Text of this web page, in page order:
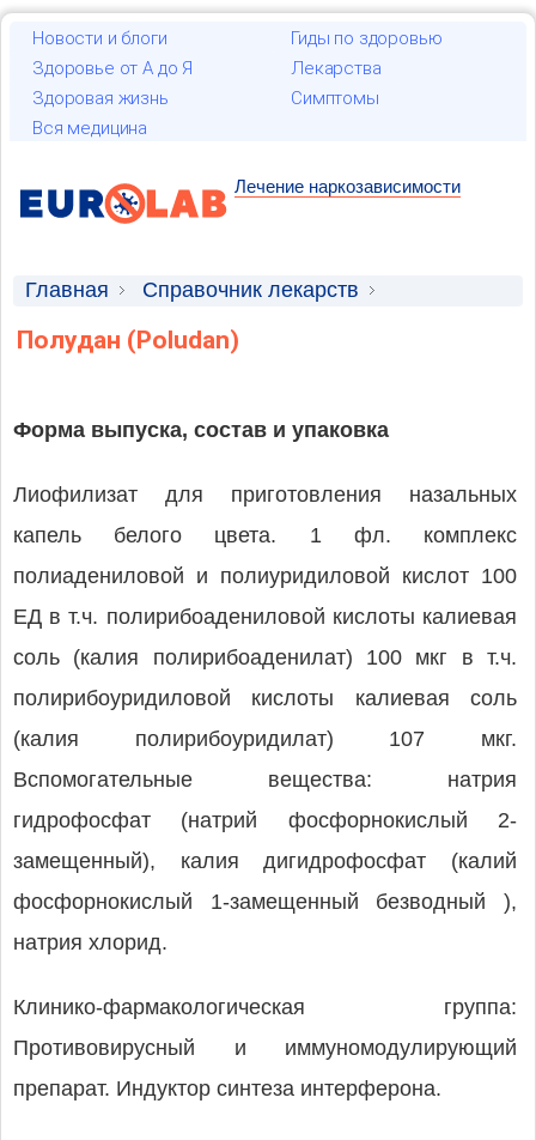
Новости и блоги
Гиды по здоровью
Здоровье от А до Я
Лекарства
Здоровая жизнь
Симптомы
Вся медицина
Лечение наркозависимости
Главная
Справочник лекарств
Лекарственные средства
Полудан (Poludan)
Форма выпуска, состав и упаковка
Лиофилизат для приготовления назальных
капель белого цвета. 1 фл. комплекс
полиадениловой и полиуридиловой кислот 100
ЕД в т.ч. полирибоадениловой кислоты калиевая
соль (калия полирибоаденилат) 100 мкг в т.ч.
полирибоуридиловой кислоты калиевая соль
(калия полирибоуридилат) 107 мкг.
Вспомогательные вещества: натрия
гидрофосфат (натрий фосфорнокислый 2-
замещенный), калия дигидрофосфат (калий
фосфорнокислый 1-замещенный безводный ),
натрия хлорид.
Клинико-фармакологическая группа:
Противовирусный и иммуномодулирующий
препарат. Индуктор синтеза интерферона.